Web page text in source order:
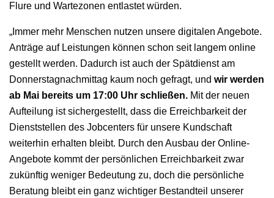
Flure und Wartezonen entlastet würden.
„Immer mehr Menschen nutzen unsere digitalen Angebote.
Anträge auf Leistungen können schon seit langem online
gestellt werden. Dadurch ist auch der Spätdienst am
Donnerstagnachmittag kaum noch gefragt, und wir werden
ab Mai bereits um 17:00 Uhr schließen. Mit der neuen
Aufteilung ist sichergestellt, dass die Erreichbarkeit der
Dienststellen des Jobcenters für unsere Kundschaft
weiterhin erhalten bleibt. Durch den Ausbau der Online-
Angebote kommt der persönlichen Erreichbarkeit zwar
zukünftig weniger Bedeutung zu, doch die persönliche
Beratung bleibt ein ganz wichtiger Bestandteil unserer